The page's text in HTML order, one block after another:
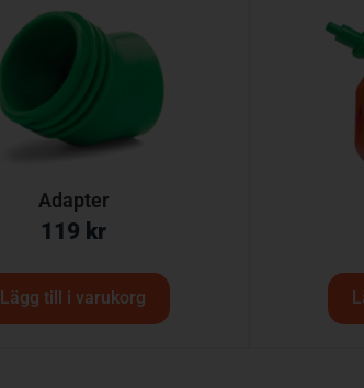
Adapter
119 kr
Lägg till i varukorg